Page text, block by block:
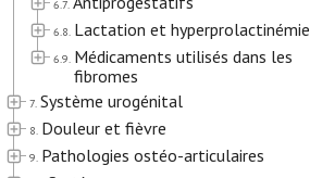
6.7.
6.8. Lactation et hyperprolactinémie
6.9. Médicaments utilisés dans les
fibromes
7. Système urogénital
8. Douleur et fièvre
9. Pathologies ostéo-articulaires